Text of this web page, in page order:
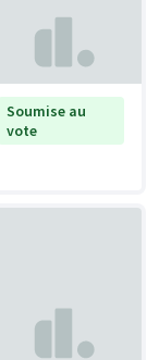
Soumise au
vote